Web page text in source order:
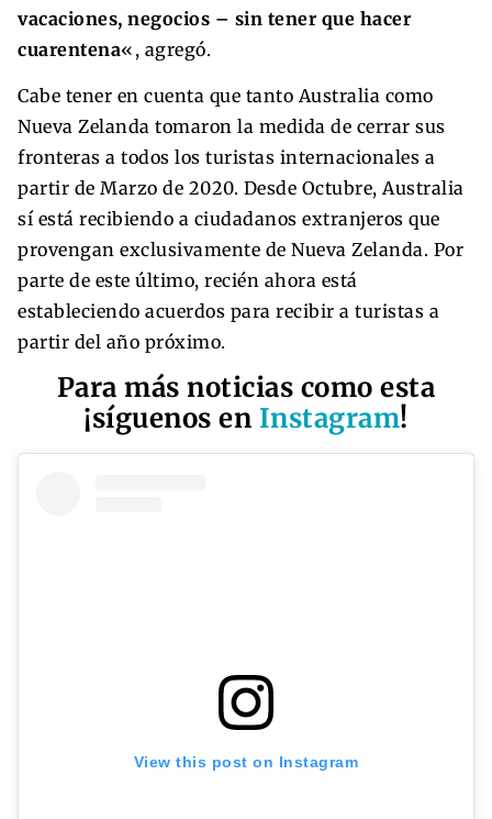
vacaciones, negocios – sin tener que hacer
cuarentena«, agregó.
Cabe tener en cuenta que tanto Australia como
Nueva Zelanda tomaron la medida de cerrar sus
fronteras a todos los turistas internacionales a
partir de Marzo de 2020. Desde Octubre, Australia
sí está recibiendo a ciudadanos extranjeros que
provengan exclusivamente de Nueva Zelanda. Por
parte de este último, recién ahora está
estableciendo acuerdos para recibir a turistas a
partir del año próximo.
Para más noticias como esta
¡síguenos en Instagram!
View this post on Instagram